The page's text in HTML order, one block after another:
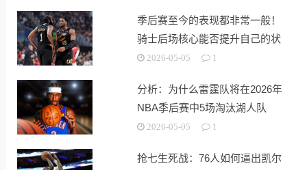
季后赛至今的表现都非常一般！
骑士后场核心能否提升自己的状
态？
2026-05-05 1
分析：为什么雷霆队将在2026年
NBA季后赛中5场淘汰湖人队
2026-05-05 1
抢七生死战：76人如何逼出凯尔